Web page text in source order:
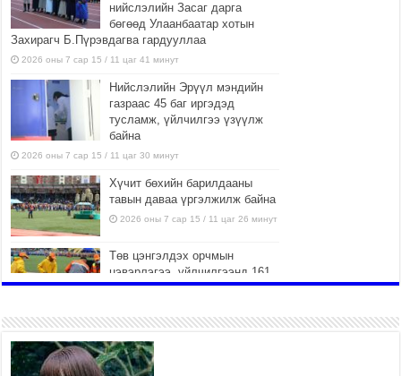
нийслэлийн Засаг дарга
бөгөөд Улаанбаатар хотын
Захирагч Б.Пүрэвдагва гардууллаа
2026 оны 7 сар 15 / 11 цаг 41 минут
Нийслэлийн Эрүүл мэндийн
газраас 45 баг иргэдэд
тусламж, үйлчилгээ үзүүлж
байна
2026 оны 7 сар 15 / 11 цаг 30 минут
Хүчит бөхийн барилдааны
тавын даваа үргэлжилж байна
2026 оны 7 сар 15 / 11 цаг 26 минут
Төв цэнгэлдэх орчмын
цэвэрлэгээ, үйлчилгээнд 161
ажилтан, 27 техниктэй
2026 оны 7 сар 15 / 11 цаг 22 минут
Наадмын амралтын өдрүүдэд
нийслэлийн эрүүл мэндийн